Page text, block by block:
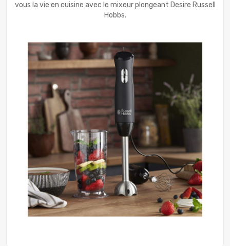
vous la vie en cuisine avec le mixeur plongeant Desire Russell
Hobbs.